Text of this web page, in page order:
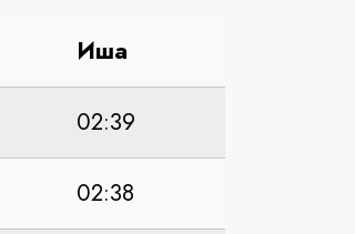
Иша
02:39
02:38